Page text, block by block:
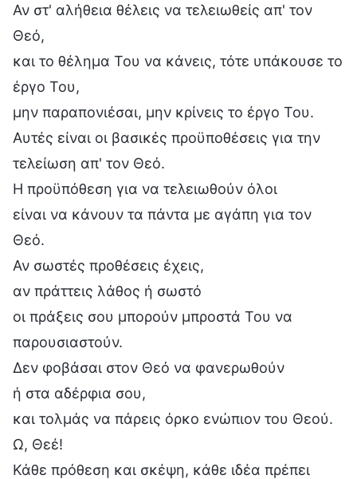
Αν στ' αλήθεια θέλεις να τελειωθείς απ' τον
Θεό,
και το θέλημα Του να κάνεις, τότε υπάκουσε το
έργο Του,
μην παραπονιέσαι, μην κρίνεις το έργο Του.
Αυτές είναι οι βασικές προϋποθέσεις για την
τελείωση απ' τον Θεό.
Η προϋπόθεση για να τελειωθούν όλοι
είναι να κάνουν τα πάντα με αγάπη για τον
Θεό.
Αν σωστές προθέσεις έχεις,
αν πράττεις λάθος ή σωστό
οι πράξεις σου μπορούν μπροστά Του να
παρουσιαστούν.
Δεν φοβάσαι στον Θεό να φανερωθούν
ή στα αδέρφια σου,
και τολμάς να πάρεις όρκο ενώπιον του Θεού.
Ω, Θεέ!
Κάθε πρόθεση και σκέψη, κάθε ιδέα πρέπει